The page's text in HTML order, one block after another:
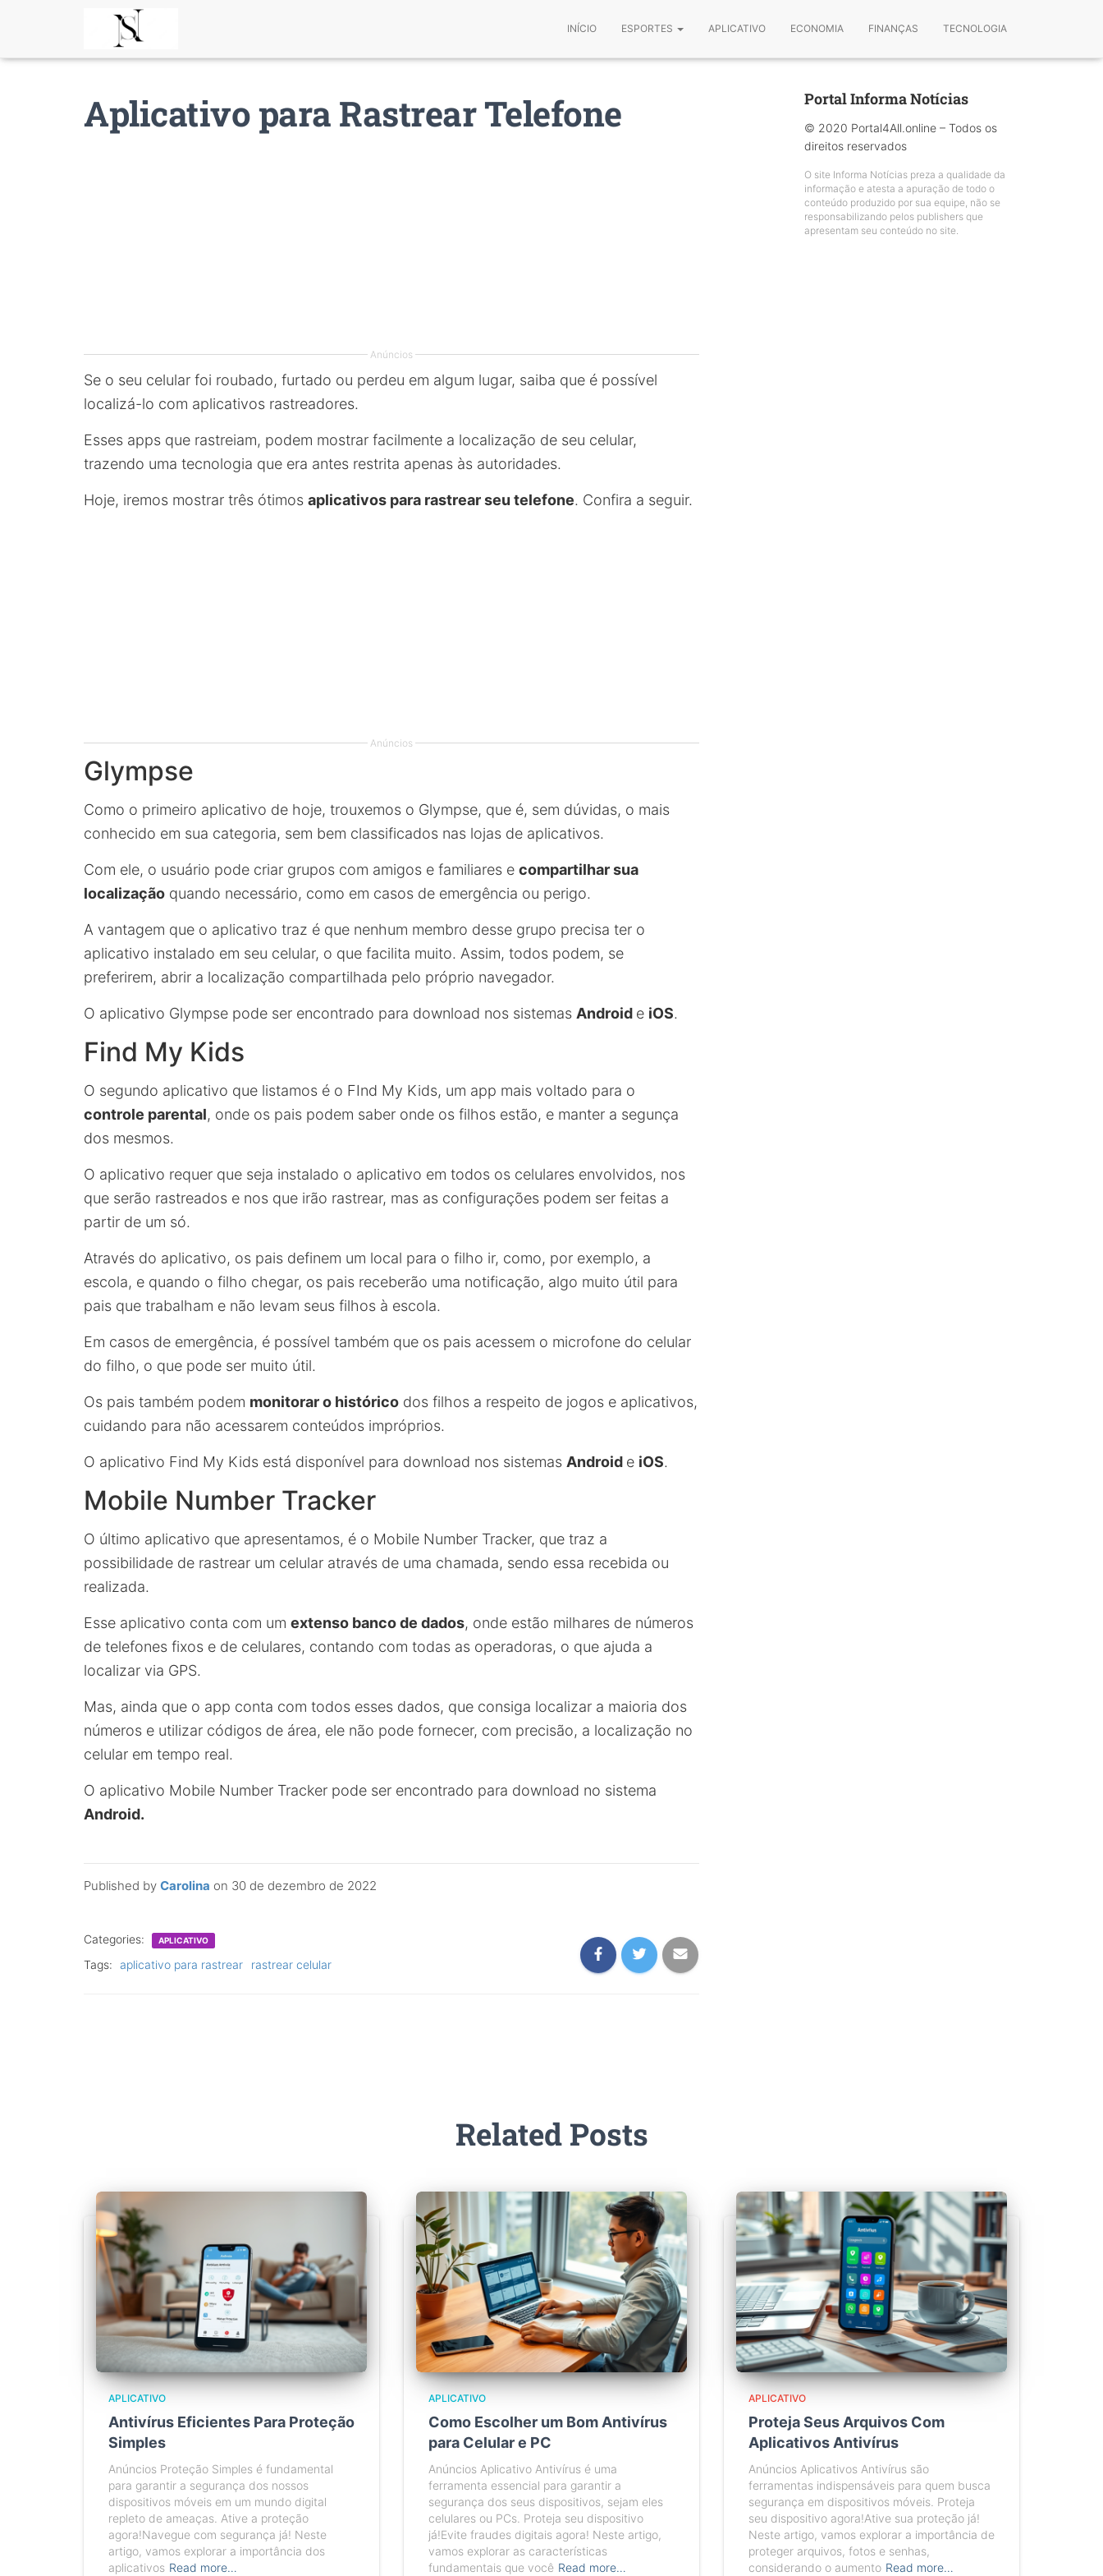
INÍCIO ESPORTES APLICATIVO ECONOMIA FINANÇAS TECNOLOGIA
Aplicativo para Rastrear Telefone
Published by Carolina on 30 de dezembro de 2022
Anúncios
Se o seu celular foi roubado, furtado ou perdeu em algum lugar, saiba que é possível
localizá-lo com aplicativos rastreadores.
Esses apps que rastreiam, podem mostrar facilmente a localização de seu celular,
trazendo uma tecnologia que era antes restrita apenas às autoridades.
Hoje, iremos mostrar três ótimos aplicativos para rastrear seu telefone. Confira a seguir.
Anúncios
Glympse
Como o primeiro aplicativo de hoje, trouxemos o Glympse, que é, sem dúvidas, o mais
conhecido em sua categoria, sem bem classificados nas lojas de aplicativos.
Com ele, o usuário pode criar grupos com amigos e familiares e compartilhar sua
localização quando necessário, como em casos de emergência ou perigo.
A vantagem que o aplicativo traz é que nenhum membro desse grupo precisa ter o
aplicativo instalado em seu celular, o que facilita muito. Assim, todos podem, se
preferirem, abrir a localização compartilhada pelo próprio navegador.
O aplicativo Glympse pode ser encontrado para download nos sistemas Android e iOS.
Find My Kids
O segundo aplicativo que listamos é o FInd My Kids, um app mais voltado para o
controle parental, onde os pais podem saber onde os filhos estão, e manter a segunça
dos mesmos.
O aplicativo requer que seja instalado o aplicativo em todos os celulares envolvidos, nos
que serão rastreados e nos que irão rastrear, mas as configurações podem ser feitas a
partir de um só.
Através do aplicativo, os pais definem um local para o filho ir, como, por exemplo, a
escola, e quando o filho chegar, os pais receberão uma notificação, algo muito útil para
pais que trabalham e não levam seus filhos à escola.
Em casos de emergência, é possível também que os pais acessem o microfone do celular
do filho, o que pode ser muito útil.
Os pais também podem monitorar o histórico dos filhos a respeito de jogos e aplicativos,
cuidando para não acessarem conteúdos impróprios.
O aplicativo Find My Kids está disponível para download nos sistemas Android e iOS.
Mobile Number Tracker
O último aplicativo que apresentamos, é o Mobile Number Tracker, que traz a
possibilidade de rastrear um celular através de uma chamada, sendo essa recebida ou
realizada.
Esse aplicativo conta com um extenso banco de dados, onde estão milhares de números
de telefones fixos e de celulares, contando com todas as operadoras, o que ajuda a
localizar via GPS.
Mas, ainda que o app conta com todos esses dados, que consiga localizar a maioria dos
números e utilizar códigos de área, ele não pode fornecer, com precisão, a localização no
celular em tempo real.
O aplicativo Mobile Number Tracker pode ser encontrado para download no sistema
Android.
Categories: APLICATIVO
Tags: aplicativo para rastrear rastrear celular
Portal Informa Notícias
© 2020 Portal4All.online – Todos os
direitos reservados
O site Informa Notícias preza a qualidade da
informação e atesta a apuração de todo o
conteúdo produzido por sua equipe, não se
responsabilizando pelos publishers que
apresentam seu conteúdo no site.
Related Posts
APLICATIVO
Antivírus Eficientes Para Proteção
Simples
Anúncios Proteção Simples é fundamental
para garantir a segurança dos nossos
dispositivos móveis em um mundo digital
repleto de ameaças. Ative a proteção
agora!Navegue com segurança já! Neste
artigo, vamos explorar a importância dos
aplicativos Read more…
APLICATIVO
Como Escolher um Bom Antivírus
para Celular e PC
Anúncios Aplicativo Antivírus é uma
ferramenta essencial para garantir a
segurança dos seus dispositivos, sejam eles
celulares ou PCs. Proteja seu dispositivo
já!Evite fraudes digitais agora! Neste artigo,
vamos explorar as características
fundamentais que você Read more…
APLICATIVO
Proteja Seus Arquivos Com
Aplicativos Antivírus
Anúncios Aplicativos Antivírus são
ferramentas indispensáveis para quem busca
segurança em dispositivos móveis. Proteja
seu dispositivo agora!Ative sua proteção já!
Neste artigo, vamos explorar a importância de
proteger arquivos, fotos e senhas,
considerando o aumento Read more…